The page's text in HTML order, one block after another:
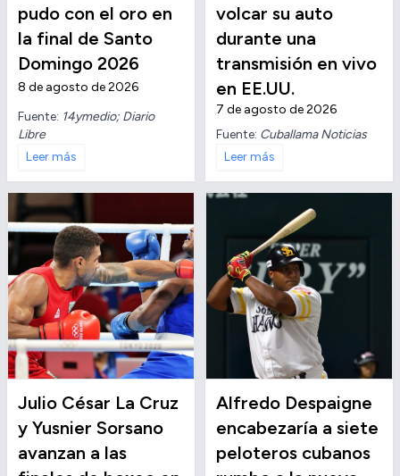
pudo con el oro en
la final de Santo
Domingo 2026
8 de agosto de 2026
Fuente: 14ymedio; Diario
Libre
Leer más
volcar su auto
durante una
transmisión en vivo
en EE.UU.
7 de agosto de 2026
Fuente: Cuballama Noticias
Leer más
Julio César La Cruz
y Yusnier Sorsano
avanzan a las
Alfredo Despaigne
encabezaría a siete
peloteros cubanos